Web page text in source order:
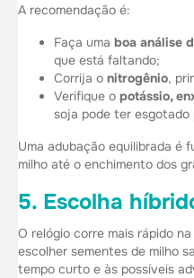
A recomendação é:
Faça uma boa análise
que está faltando;
Corrija o nitrogênio,
Verifique o potássio,
soja pode ter esgotado
Uma adubação equilibrada é
milho até o enchimento dos
5. Escolha
O relógio corre mais rápido
escolher sementes de milho
tempo curto e às possíveis